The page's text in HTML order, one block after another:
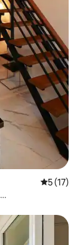
55 (17)